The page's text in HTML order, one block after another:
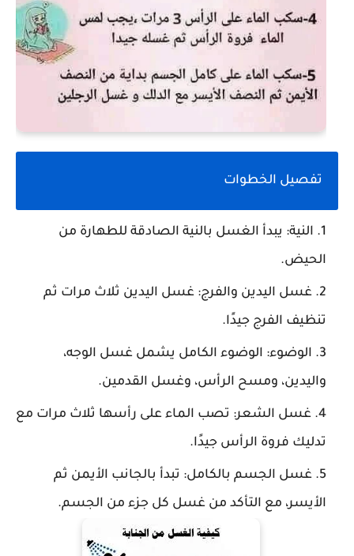
تفصيل الخطوات
النية: يبدأ الغسل بالنية الصادقة للطهارة من
الحيض.
غسل اليدين والفرج: غسل اليدين ثلاث مرات ثم
تنظيف الفرج جيدًا.
الوضوء: الوضوء الكامل يشمل غسل الوجه،
واليدين، ومسح الرأس، وغسل القدمين.
غسل الشعر: تصب الماء على رأسها ثلاث مرات مع
تدليك فروة الرأس جيدًا.
غسل الجسم بالكامل: تبدأ بالجانب الأيمن ثم
الأيسر، مع التأكد من غسل كل جزء من الجسم.